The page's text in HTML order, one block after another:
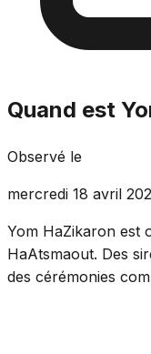
Quand est
Observé le
mercredi 18 avril
Yom HaZikaron est
HaAtsmaout. Des
des cérémonies